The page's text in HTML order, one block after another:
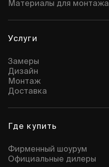
Материалы для монтажа
Услуги
Замеры
Дизайн
Монтаж
Доставка
Где купить
Фирменный шоурум
Официальные дилеры